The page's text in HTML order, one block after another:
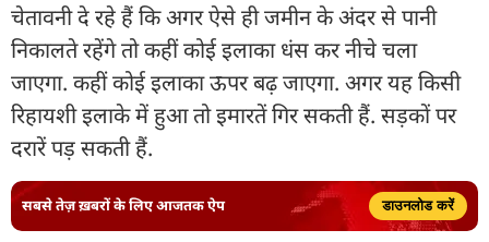
चेतावनी दे रहे हैं कि अगर ऐसे ही जमीन के अंदर से पानी
निकालते रहेंगे तो कहीं कोई इलाका धंस कर नीचे चला
जाएगा. कहीं कोई इलाका ऊपर बढ़ जाएगा. अगर यह किसी
रिहायशी इलाके में हुआ तो इमारतें गिर सकती हैं. सड़कों पर
दरारें पड़ सकती हैं.
सबसे तेज़ ख़बरों के लिए आजतक ऐप डाउनलोड करें